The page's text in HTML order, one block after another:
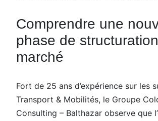
Comprendre une
phase de
marché
Fort de 25 ans d’expérience sur les
Transport & Mobilités, le Groupe
Consulting – Balthazar observe que